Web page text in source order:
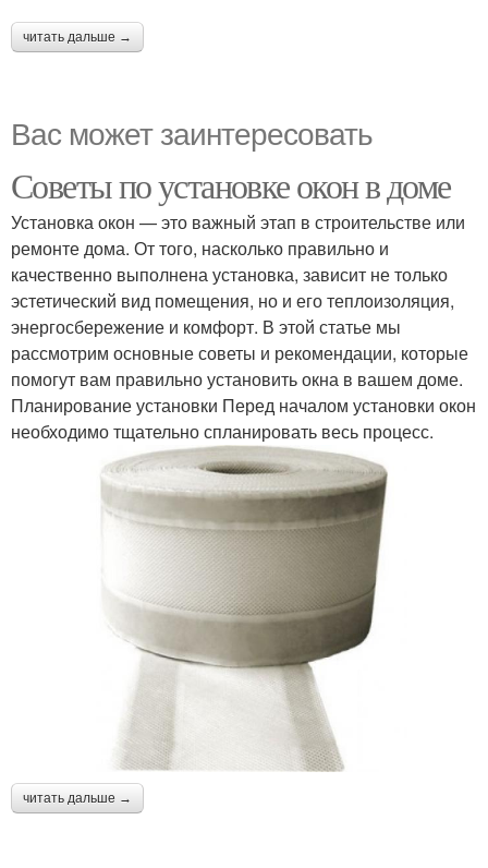
читать дальше →
Вас может заинтересовать
Советы по установке окон в доме
Установка окон — это важный этап в строительстве или
ремонте дома. От того, насколько правильно и
качественно выполнена установка, зависит не только
эстетический вид помещения, но и его теплоизоляция,
энергосбережение и комфорт. В этой статье мы
рассмотрим основные советы и рекомендации, которые
помогут вам правильно установить окна в вашем доме.
Планирование установки Перед началом установки окон
необходимо тщательно спланировать весь процесс.
читать дальше →